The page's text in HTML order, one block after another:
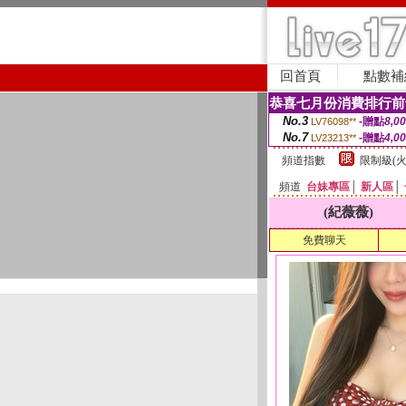
回首頁 點數
恭喜七月份消費排行
No.3 LV76098** -贈點
No.7 LV23213** -贈點
頻道指數
限制級(
頻道 台妹專區 新人區
(紀薇薇)
免費聊天